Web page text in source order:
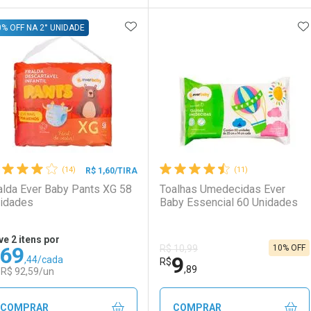
FECHAR
Ativar Desconto
Comprar sem Desconto
FECHAR
Menos
Comprar sem Desconto
Ativar Desconto
Comprar sem Desconto
Comprar sem Desconto
(14) R$ 1,60/TIRA
Ever Baby Pants XG 58
OFF NA 2° UNIDADE
2 itens por
69,44/cada
92,59/un
ADICIONAR AOS FAVORITOS
COMPRAR
(11)
Toalhas Umedecidas Ever
Baby Essencial 60 Unidades
R$ 10,99
R$9,89
10% OFF
COMPRAR